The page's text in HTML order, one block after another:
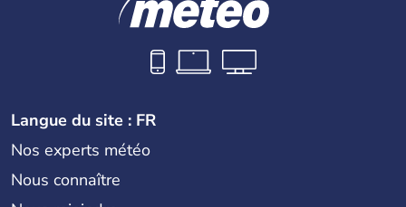
Langue du site : FR
Nos experts météo
Nous connaître